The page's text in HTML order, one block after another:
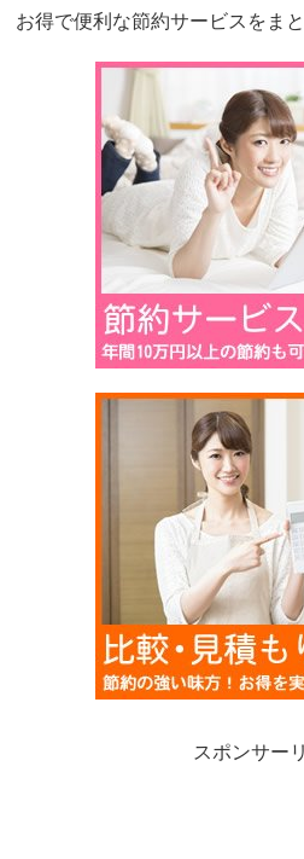
お得で便利な節約サービスをまと
スポンサー